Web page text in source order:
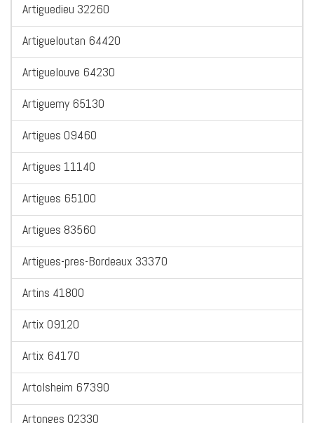
Artiguedieu 32260
Artigueloutan 64420
Artiguelouve 64230
Artiguemy 65130
Artigues 09460
Artigues 11140
Artigues 65100
Artigues 83560
Artigues-pres-Bordeaux 33370
Artins 41800
Artix 09120
Artix 64170
Artolsheim 67390
Artonges 02330